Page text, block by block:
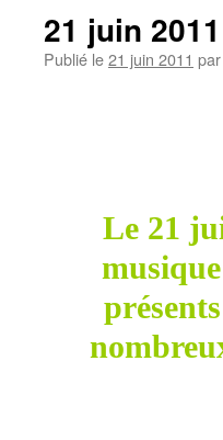
21 juin 2011
Publié le21 juin 2011 par
Le 21